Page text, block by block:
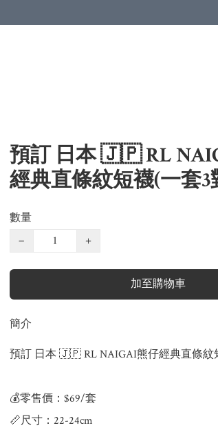
預訂 日本 🇯🇵 RL
經典直條紋短襪(一套3
數量
−
+
加至購物車
簡介
預訂 日本 🇯🇵 RL NAIGAI熊仔經典直條紋
💰零售價：$69/套
📏尺寸：22-24cm